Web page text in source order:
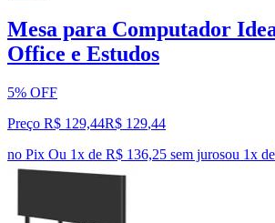
Mesa para Computador
Office e Estudos
5% OFF
Preço R$ 129,44R$ 129,44
no Pix Ou 1x de R$ 136,25 sem jurosou 1x de